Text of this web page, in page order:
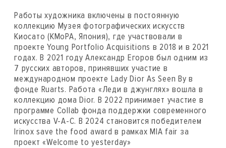
Работы художника включены в постоянную
коллекцию Музея фотографических искусств
Киосато (KMoPA, Япония), где участвовали в
проекте Young Portfolio Acquisitions в 2018 и в 2021
годах. В 2021 году Александр Егоров был одним из
7 русских авторов, принявших участие в
международном проекте Lady Dior As Seen By в
фонде Ruarts. Работа «Леди в джунглях» вошла в
коллекцию дома Dior. В 2022 принимает участие в
программе Collab фонда поддержки современного
искусства V-A-C. В 2024 становится победителем
Irinox save the food award в рамках MIA fair за
проект «Welcome to yesterday»